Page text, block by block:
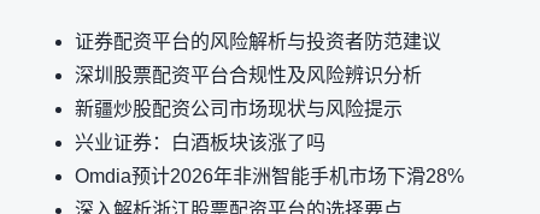
证券配资平台的风险解析与投资者防范建议
深圳股票配资平台合规性及风险辨识分析
新疆炒股配资公司市场现状与风险提示
兴业证券：白酒板块该涨了吗
Omdia预计2026年非洲智能手机市场下滑28%
深入解析浙江股票配资平台的选择要点